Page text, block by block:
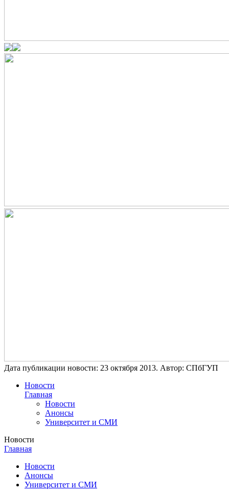
Дата публикации новости: 23 октября 2013. Автор: СПбГУП
Новости
Главная
Новости
Анонсы
Университет и СМИ
Новости
Главная
Новости
Анонсы
Университет и СМИ